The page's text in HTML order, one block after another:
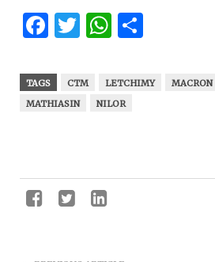
Facebook
Twitter
TAGS CTM LETCHIMY MACRON
MATHIASIN
NILOR